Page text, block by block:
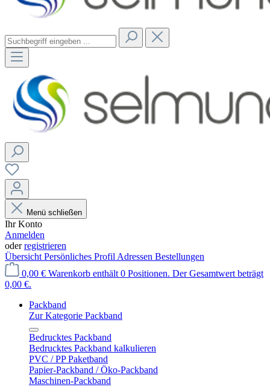
Menü schließen
Ihr Konto
Anmelden
oderregistrieren
Übersicht Persönliches Profil Adressen Bestellungen
0,00 € Warenkorb enthält 0 Positionen. Der Gesamtwert beträgt
0,00 €.
Packband
Zur Kategorie Packband
Bedrucktes Packband
Bedrucktes Packband kalkulieren
PVC / PP Paketband
Papier-Packband / Öko-Packband
Maschinen-Packband